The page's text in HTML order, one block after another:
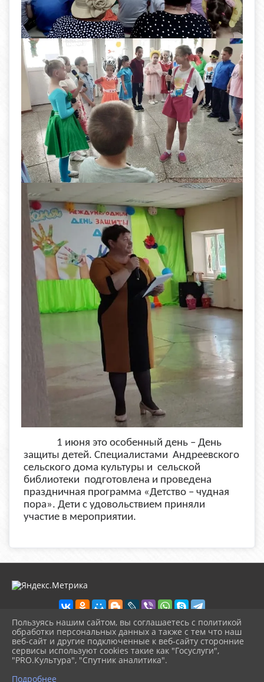
1 июня это особенный день – День
защиты детей. Специалистами Андреевского
сельского дома культуры и сельской
библиотеки подготовлена и проведена
праздничная программа «Детство – чудная
пора». Дети с удовольствием приняли
участие в мероприятии.
2026 г. boikoponura-lib.kultura23.ru
Вход
Карта сайта
Политика обработки персональных данных
Пользуясь нашим сайтом, вы соглашаетесь с политикой
обработки персональных данных а также с тем что наш
веб-сайт и другие подключенные к веб-сайту сторонние
сервисы используют cookies такие как "Госуслуги",
"PRO.Культура", "Спутник аналитика".
Подробнее